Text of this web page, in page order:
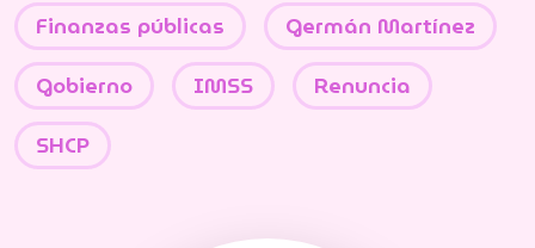
Finanzas públicas
Germán Martínez
Gobierno
IMSS
Renuncia
SHCP